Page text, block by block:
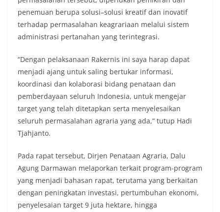
penemuan berupa solusi–solusi kreatif dan inovatif
terhadap permasalahan keagrariaan melalui sistem
administrasi pertanahan yang terintegrasi.
“Dengan pelaksanaan Rakernis ini saya harap dapat
menjadi ajang untuk saling bertukar informasi,
koordinasi dan kolaborasi bidang penataan dan
pemberdayaan seluruh Indonesia, untuk mengejar
target yang telah ditetapkan serta menyelesaikan
seluruh permasalahan agraria yang ada,” tutup Hadi
Tjahjanto.
Pada rapat tersebut, Dirjen Penataan Agraria, Dalu
Agung Darmawan melaporkan terkait program-program
yang menjadi bahasan rapat, terutama yang berkaitan
dengan peningkatan investasi, pertumbuhan ekonomi,
penyelesaian target 9 juta hektare, hingga